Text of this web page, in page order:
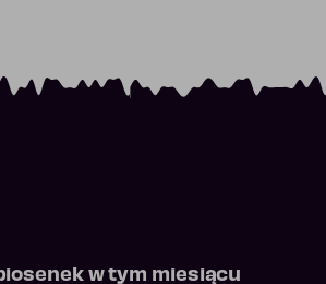
w tym miesiącu